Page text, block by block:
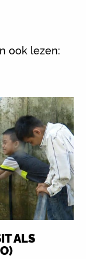
ook lezen:
ALS